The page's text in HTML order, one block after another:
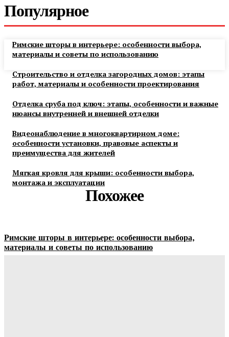
Популярное
Римские шторы в интерьере: особенности выбора,
материалы и советы по использованию
Строительство и отделка загородных домов: этапы
работ, материалы и особенности проектирования
Отделка сруба под ключ: этапы, особенности и важные
нюансы внутренней и внешней отделки
Видеонаблюдение в многоквартирном доме:
особенности установки, правовые аспекты и
преимущества для жителей
Мягкая кровля для крыши: особенности выбора,
монтажа и эксплуатации
Похожее
Римские шторы в интерьере: особенности выбора,
материалы и советы по использованию